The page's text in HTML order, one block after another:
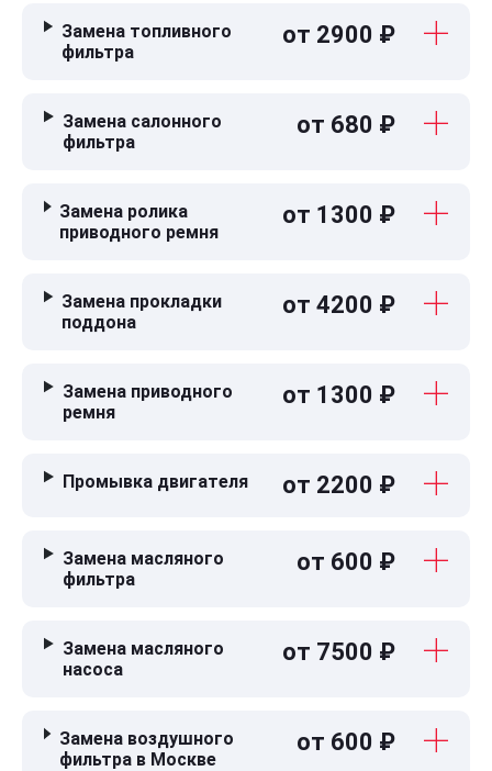
Замена топливного
фильтра
от 2900 ₽
Замена салонного
фильтра
от 680 ₽
Замена ролика
приводного ремня
от 1300 ₽
Замена прокладки
поддона
от 4200 ₽
Замена приводного
ремня
от 1300 ₽
Промывка двигателя от 2200 ₽
Замена масляного
фильтра
от 600 ₽
Замена масляного
насоса
от 7500 ₽
Замена воздушного
фильтра в Москве
от 600 ₽